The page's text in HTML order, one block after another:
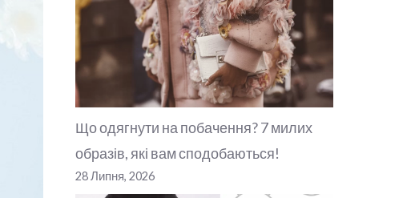
Що одягнути на побачення? 7 милих
образів, які вам сподобаються!
28 Липня, 2026